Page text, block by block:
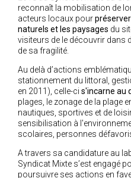
reconnaît la mobilisation de
acteurs locaux pour
naturels et les paysages du
visiteurs de le découvrir dans
de sa fragilité.
Au delà d’actions
stationnement du littoral,
en 2011), celle-ci s'incarne au
plages, le zonage de la plage
nautiques, sportives et de
sensibilisation à
scolaires, personnes
A travers sa candidature au
Syndicat Mixte s’est engagé
poursuivre ses actions en